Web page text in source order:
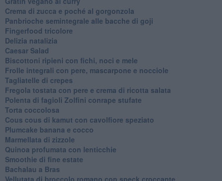
Crema di zucca e poché al gorgonzola
Panbrioche semintegrale alle bacche di goji
Fingerfood tricolore
Delizia natalizia
Caesar Salad
Biscottoni ripieni con fichi, noci e mele
Frolle integrali con pere, mascarpone e nocciole
Tagliatelle di crepes
Fregola tostata con pere e crema di ricotta salata
Polenta di fagioli Zolfini conrape stufate
Torta coccolosa
Cous cous di kamut con cavolfiore speziato
Plumcake banana e cocco
Marmellata di zizzole
Quinoa profumata con lenticchie
Smoothie di fine estate
Bachalau a Bras
Vellutata di broccolo romano con speck croccante